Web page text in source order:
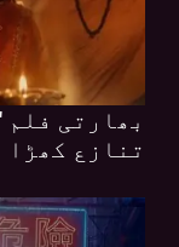
بھارتی
تنازع کھڑا